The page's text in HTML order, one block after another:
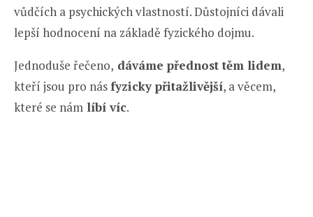
vůdčích a psychických vlastností. Důstojníci dávali
lepší hodnocení na základě fyzického dojmu.
Jednoduše řečeno, dáváme přednost těm lidem,
kteří jsou pro násfyzicky přitažlivější, a věcem,
které se nám líbí víc.